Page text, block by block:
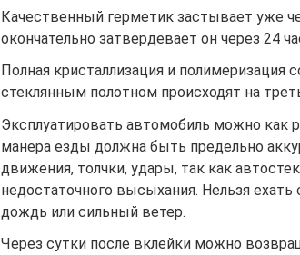
Качественный герметик застывает уже
окончательно затвердевает он через 24
Полная кристаллизация и полимеризация
стеклянным полотном происходят на
Эксплуатировать автомобиль можно как
манера езды должна быть предельно
движения, толчки, удары, так как
недостаточного высыхания. Нельзя
дождь или сильный ветер.
Через сутки после вклейки можно